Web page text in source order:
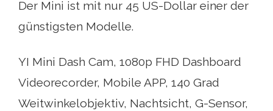
Der Mini ist mit nur 45 US-Dollar einer der
günstigsten Modelle.
YI Mini Dash Cam, 1080p FHD Dashboard
Videorecorder, Mobile APP, 140 Grad
Weitwinkelobjektiv, Nachtsicht, G-Sensor,